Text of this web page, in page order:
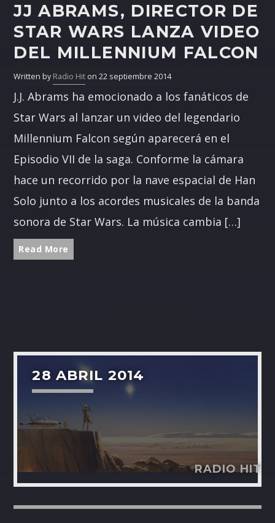
JJ ABRAMS, DIRECTOR DE
STAR WARS LANZA VIDEO
DEL MILLENNIUM FALCON
Written by Radio Hit on 22 septiembre 2014
J.J. Abrams ha emocionado a los fanáticos de
Star Wars al lanzar un video del legendario
Millennium Falcon según aparecerá en el
Episodio VII de la saga. Conforme la cámara
hace un recorrido por la nave espacial de Han
Solo junto a los acordes musicales de la banda
sonora de Star Wars. La música cambia […]
Read More
28 ABRIL 2014
RADIO HIT